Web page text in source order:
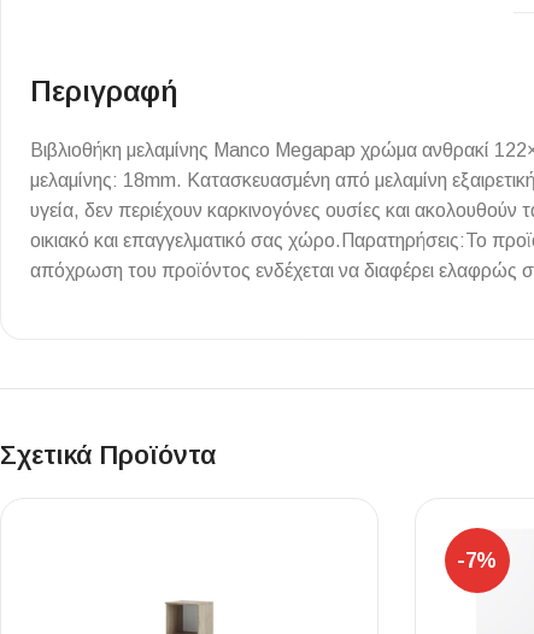
Εσωτερικού Χώρου
Εξωτερικού Χώρου
Ντεκόρ - Μπάνιου
Τοίχου - Δαπέδου Μπάνιου
Πισίνας
Ειδικά Τεμάχια
Τσιμέντο
Μάρμαρο
Περιγραφή
Βιβλιοθήκη μελαμίνης Manco Megapap χρώμα ανθρακί
μελαμίνης: 18mm. Κατασκευασμένη από μελαμίνη
υγεία, δεν περιέχουν καρκινογόνες ουσίες και
οικιακό και επαγγελματικό σας χώρο.Παρατηρήσεις:Το
απόχρωση του προϊόντος ενδέχεται να διαφέρει ελαφρώς
Σχετικά Προϊόντα
-7%